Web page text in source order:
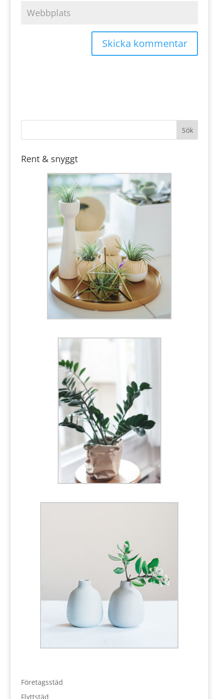
Rent & snyggt
Företagsstäd
Flyttstäd